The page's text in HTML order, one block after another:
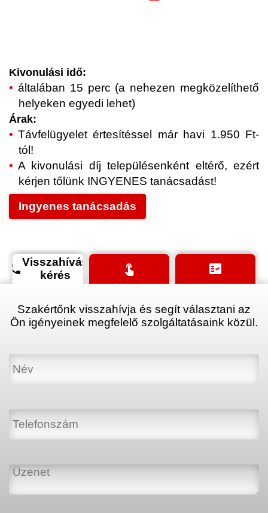
Kivonulási idő:
általában 15 perc (a nehezen megközelíthető
helyeken egyedi lehet)
Árak:
Távfelügyelet értesítéssel már havi 1.950 Ft-
tól!
A kivonulási díj településenként eltérő, ezért
kérjen tőlünk INGYENES tanácsadást!
Ingyenes tanácsadás
phoneVisszahívás
kérés
touch_app fact_check
Szakértőnk visszahívja és segít választani az
Ön igényeinek megfelelő szolgáltatásaink közül.